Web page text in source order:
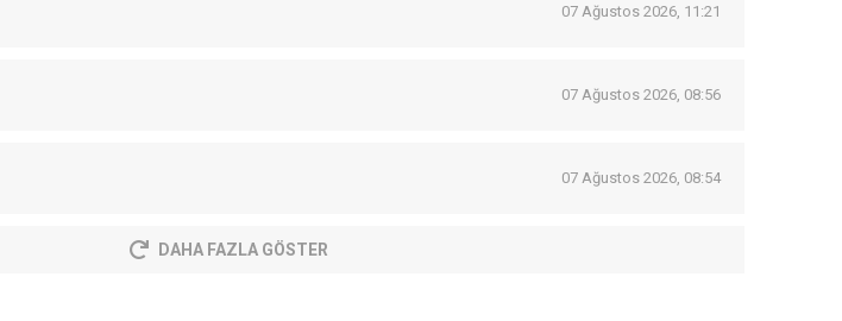
07 Ağustos 2026, 11:21
07 Ağustos 2026, 08:56
07 Ağustos 2026, 08:54
DAHA FAZLA GÖSTER